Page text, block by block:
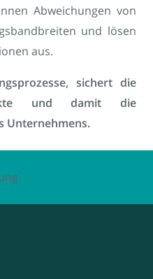
Abweichungen von
und lösen
aus.
sichert die
und damit die
Unternehmens.